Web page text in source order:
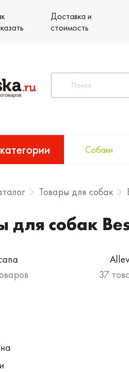
Доставка и
стоимость
Собаки
Товары для собак
для собак
37